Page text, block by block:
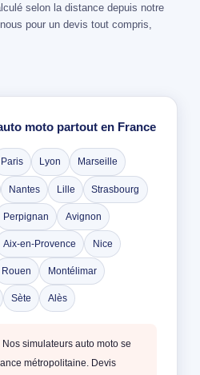
selon la distance depuis notre
pour un devis tout compris,
moto partout en France
Paris Lyon Marseille
Nantes Lille Strasbourg
Perpignan Avignon
Aix-en-Provence Nice
Rouen Montélimar
Sète Alès
Nos simulateurs auto moto se
métropolitaine. Devis